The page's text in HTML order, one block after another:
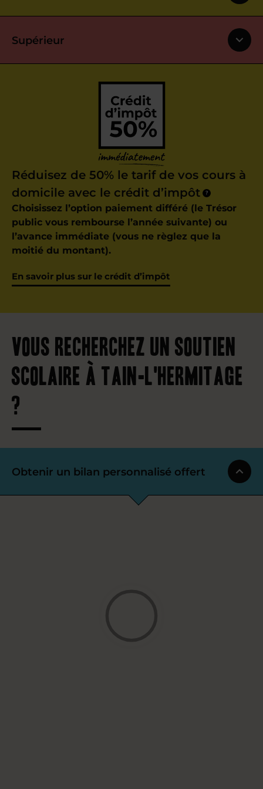
Supérieur
Réduisez de 50% le tarif de vos cours à
domicile avec le crédit d’impôt
?
Choisissez l’option paiement différé (le Trésor
public vous rembourse l’année suivante) ou
l’avance immédiate (vous ne règlez que la
moitié du montant).
En savoir plus sur le crédit d’impôt
Vous recherchez un soutien
scolaire à Tain-l'Hermitage
?
Obtenir un bilan personnalisé offert